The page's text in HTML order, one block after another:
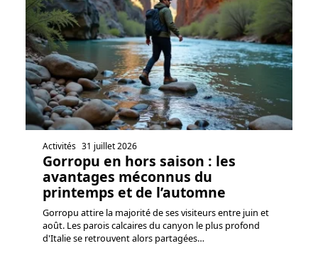
Activités 31 juillet 2026
Gorropu en hors saison : les
avantages méconnus du
printemps et de l’automne
Gorropu attire la majorité de ses visiteurs entre juin et
août. Les parois calcaires du canyon le plus profond
d'Italie se retrouvent alors partagées…